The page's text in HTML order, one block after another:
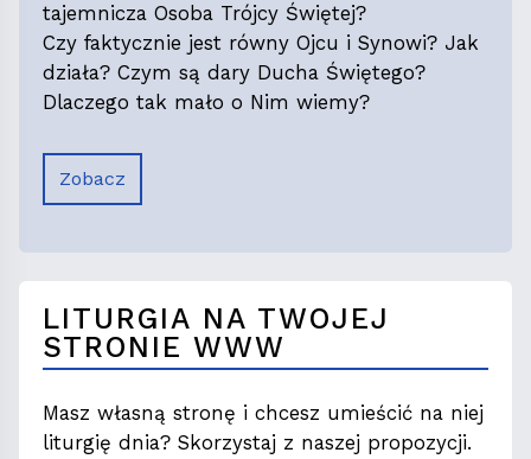
tajemnicza Osoba Trójcy Świętej?
Czy faktycznie jest równy Ojcu i Synowi? Jak
działa? Czym są dary Ducha Świętego?
Dlaczego tak mało o Nim wiemy?
Zobacz
LITURGIA NA TWOJEJ
STRONIE WWW
Masz własną stronę i chcesz umieścić na niej
liturgię dnia? Skorzystaj z naszej propozycji.